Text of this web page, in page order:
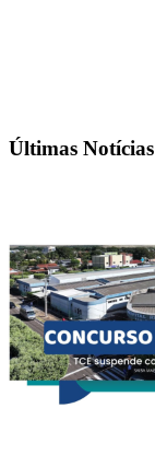
Últimas Notícias